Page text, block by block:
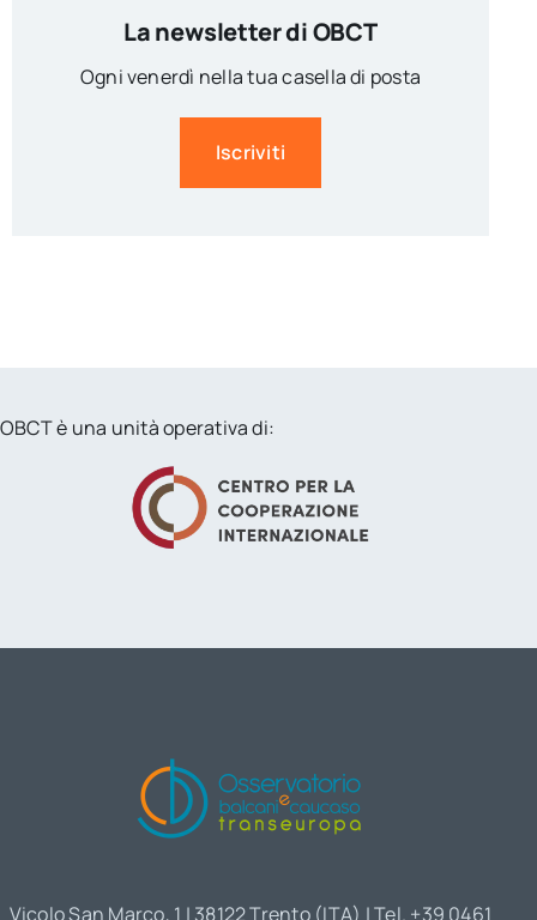
La newsletter di OBCT
Ogni venerdì nella tua casella di posta
Iscriviti
OBCT è una unità operativa di:
Vicolo San Marco, 1 | 38122 Trento (ITA) | Tel. +39 0461